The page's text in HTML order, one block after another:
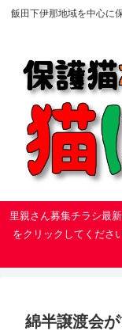
飯田下伊那地域を中心に
里親さん募集チラシ最
をクリックしてくださ
綿半譲渡会が